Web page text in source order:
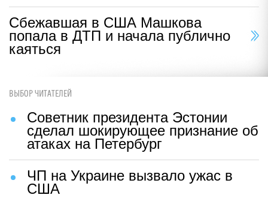
Сбежавшая в США Машкова
попала в ДТП и начала публично
каяться
ВЫБОР ЧИТАТЕЛЕЙ
Советник президента Эстонии
сделал шокирующее признание об
атаках на Петербург
ЧП на Украине вызвало ужас в
США